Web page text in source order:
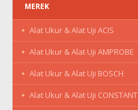
MEREK
Alat Ukur & Alat Uji ACIS
Alat Ukur & Alat Uji AMPROBE
Alat Ukur & Alat Uji BOSCH
Alat Ukur & Alat Uji CONSTANT